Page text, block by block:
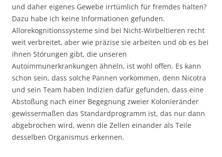
und daher eigenes Gewebe irrtümlich für fremdes halten?
Dazu habe ich keine Informationen gefunden.
Allorekognitionssysteme sind bei Nicht-Wirbeltieren recht
weit verbreitet, aber wie präzise sie arbeiten und ob es bei
ihnen Störungen gibt, die unseren
Autoimmunerkrankungen ähneln, ist wohl offen. Es kann
schon sein, dass solche Pannen vorkommen, denn Nicotra
und sein Team haben Indizien dafür gefunden, dass eine
Abstoßung nach einer Begegnung zweier Kolonieränder
gewissermaßen das Standardprogramm ist, das nur dann
abgebrochen wird, wenn die Zellen einander als Teile
desselben Organismus erkennen.